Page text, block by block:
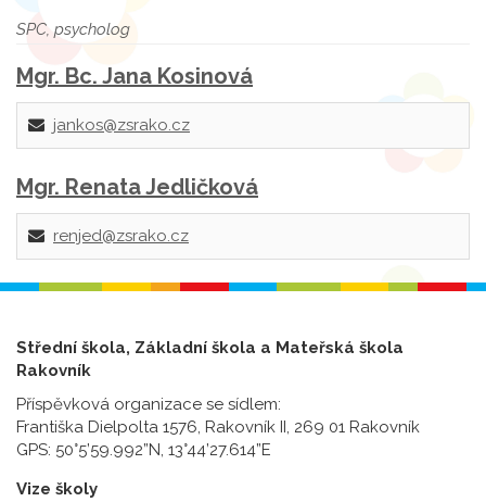
SPC, psycholog
Mgr. Bc. Jana Kosinová
jankos@zsrako.cz
Mgr. Renata Jedličková
renjed@zsrako.cz
Střední škola, Základní škola a Mateřská škola
Rakovník
Příspěvková organizace se sídlem:
Františka Dielpolta 1576, Rakovník II, 269 01 Rakovník
GPS: 50°5’59.992”N, 13°44’27.614”E
Vize školy